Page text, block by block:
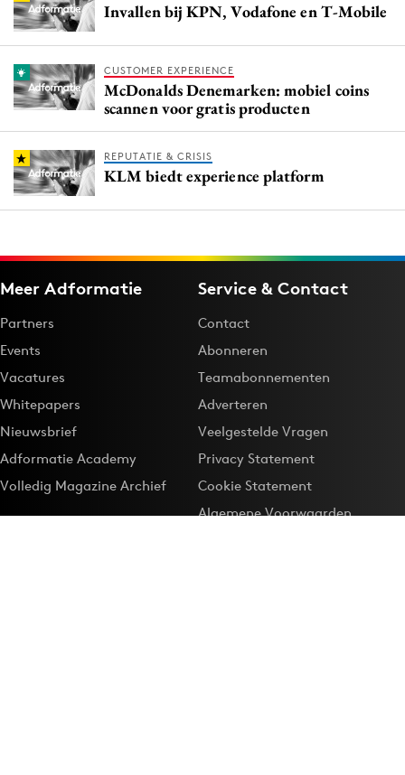
Invallen bij KPN, Vodafone en T-Mobile
CUSTOMER EXPERIENCE
McDonalds Denemarken: mobiel coins
scannen voor gratis producten
REPUTATIE & CRISIS
KLM biedt experience platform
Meer Adformatie
Partners
Events
Vacatures
Whitepapers
Nieuwsbrief
Adformatie Academy
Volledig Magazine Archief
Service & Contact
Contact
Abonneren
Teamabonnementen
Adverteren
Veelgestelde Vragen
Privacy Statement
Cookie Statement
Algemene Voorwaarden